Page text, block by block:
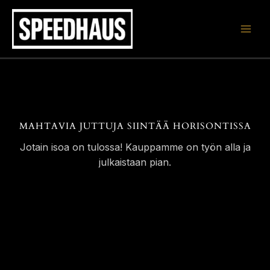
Siirry
sisältöön
MAHTAVIA JUTTUJA SIINTÄÄ HORISONTISSA
Jotain isoa on tulossa! Kauppamme on työn alla ja
julkaistaan pian.